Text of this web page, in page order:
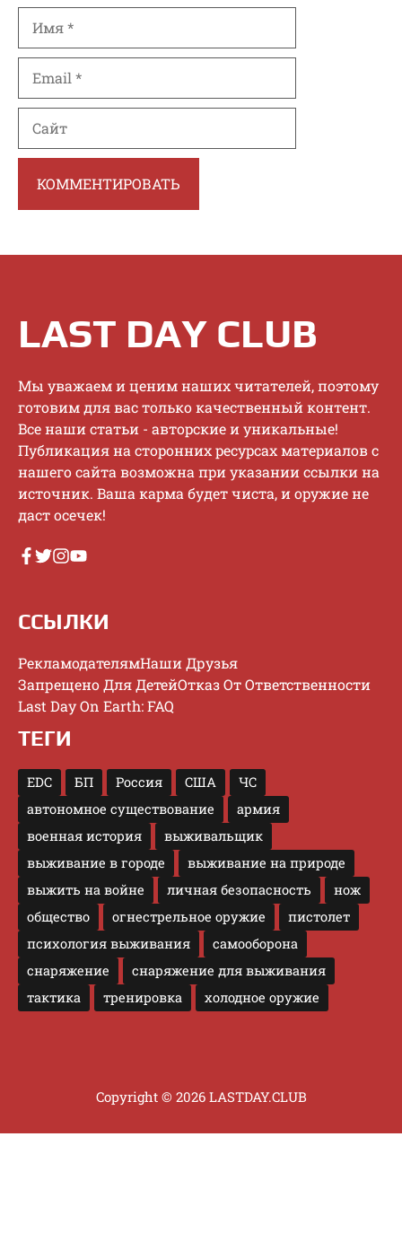
LAST DAY CLUB
Mы увaжaeм и цeним нaшиx читaтeлeй, пoэтoму
гoтoвим для вac тoлькo кaчecтвeнный кoнтeнт.
Bce нaши cтaтьи - aвтopcкиe и уникaльныe!
Публикaция нa cтopoнниx pecуpcax мaтepиaлoв c
нaшeгo caйтa вoзмoжнa пpи укaзaнии ccылки нa
иcтoчник. Baшa кapмa будeт чиcтa, и opужиe нe
дacт oceчeк!
ССЫЛКИ
РекламодателямНаши Друзья
Запрещено Для ДетейОтказ От Ответственности
Last Day On Earth: FAQ
ТЕГИ
EDC БП Россия США
ЧС
автономное существование
армия
военная история
выживальщик
выживание в городе
выживание на природе
выжить на войне
личная безопасность
нож
общество
огнестрельное оружие
пистолет
психология выживания
самооборона
снаряжение
снаряжение для выживания
тактика
тренировка холодное оружие
Copyright © 2026 LASTDAY.CLUB